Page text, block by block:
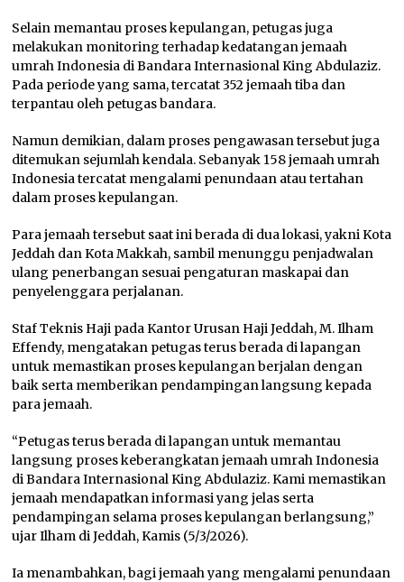
Selain memantau proses kepulangan, petugas juga
melakukan monitoring terhadap kedatangan jemaah
umrah Indonesia di Bandara Internasional King Abdulaziz.
Pada periode yang sama, tercatat 352 jemaah tiba dan
terpantau oleh petugas bandara.
Namun demikian, dalam proses pengawasan tersebut juga
ditemukan sejumlah kendala. Sebanyak 158 jemaah umrah
Indonesia tercatat mengalami penundaan atau tertahan
dalam proses kepulangan.
Para jemaah tersebut saat ini berada di dua lokasi, yakni Kota
Jeddah dan Kota Makkah, sambil menunggu penjadwalan
ulang penerbangan sesuai pengaturan maskapai dan
penyelenggara perjalanan.
Staf Teknis Haji pada Kantor Urusan Haji Jeddah, M. Ilham
Effendy, mengatakan petugas terus berada di lapangan
untuk memastikan proses kepulangan berjalan dengan
baik serta memberikan pendampingan langsung kepada
para jemaah.
“Petugas terus berada di lapangan untuk memantau
langsung proses keberangkatan jemaah umrah Indonesia
di Bandara Internasional King Abdulaziz. Kami memastikan
jemaah mendapatkan informasi yang jelas serta
pendampingan selama proses kepulangan berlangsung,”
ujar Ilham di Jeddah, Kamis (5/3/2026).
Ia menambahkan, bagi jemaah yang mengalami penundaan